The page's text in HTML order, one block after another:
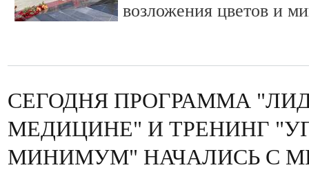
возложения цветов и
СЕГОДНЯ ПРОГРАММА
МЕДИЦИНЕ" И ТРЕНИНГ
МИНИМУМ" НАЧАЛИСЬ С